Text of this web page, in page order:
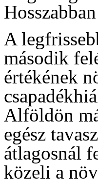
Hosszabban
A
második
értékének
Alföldön
egész
átlagosnál
közeli a